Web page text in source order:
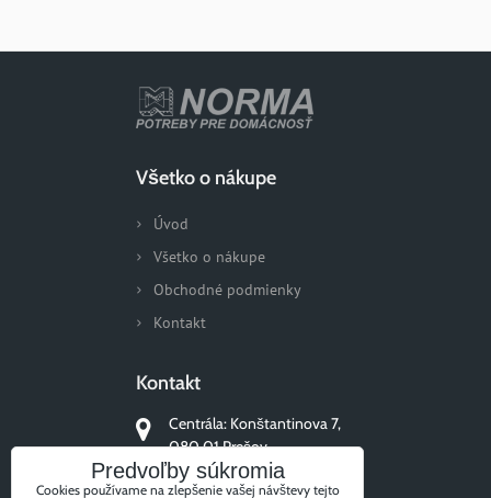
Všetko o nákupe
Úvod
Všetko o nákupe
Obchodné podmienky
Kontakt
Kontakt
Centrála: Konštantinova 7,
080 01 Prešov
+421 51/77 311 96
Predvoľby súkromia
Cookies používame na zlepšenie vašej návštevy tejto